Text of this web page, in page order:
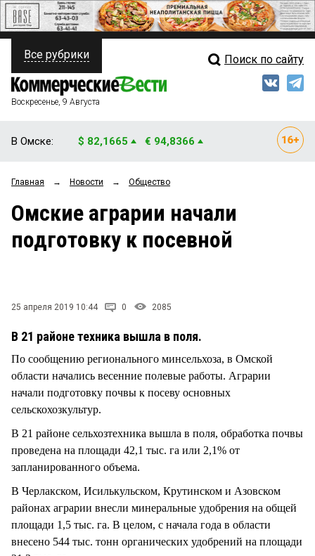
ПОЛИТИКА
ФИНАНСЫ
ОБЩЕСТВО
ЗАКОН
НОВОСТИ КОМПАНИЙ
СТИЛЬ ЖИЗНИ
Свежий выпуск
Рейтинги
Блоги
Все рубрики Поиск по сайту
Воскресенье, 9 Августа
В Омске: $ 82,1665 € 94,8366
Главная → Новости → Общество
Омские аграрии начали
подготовку к посевной
25 апреля 2019 10:44 0 2085
В 21 районе техника вышла в поля.
По сообщению регионального минсельхоза, в Омской
области начались весенние полевые работы. Аграрии
начали подготовку почвы к посеву основных
сельскохозкультур.
В 21 районе сельхозтехника вышла в поля, обработка почвы
проведена на площади 42,1 тыс. га или 2,1% от
запланированного объема.
В Черлакском, Исилькульском, Крутинском и Азовском
районах аграрии внесли минеральные удобрения на общей
площади 1,5 тыс. га. В целом, с начала года в области
внесено 544 тыс. тонн органических удобрений на площади